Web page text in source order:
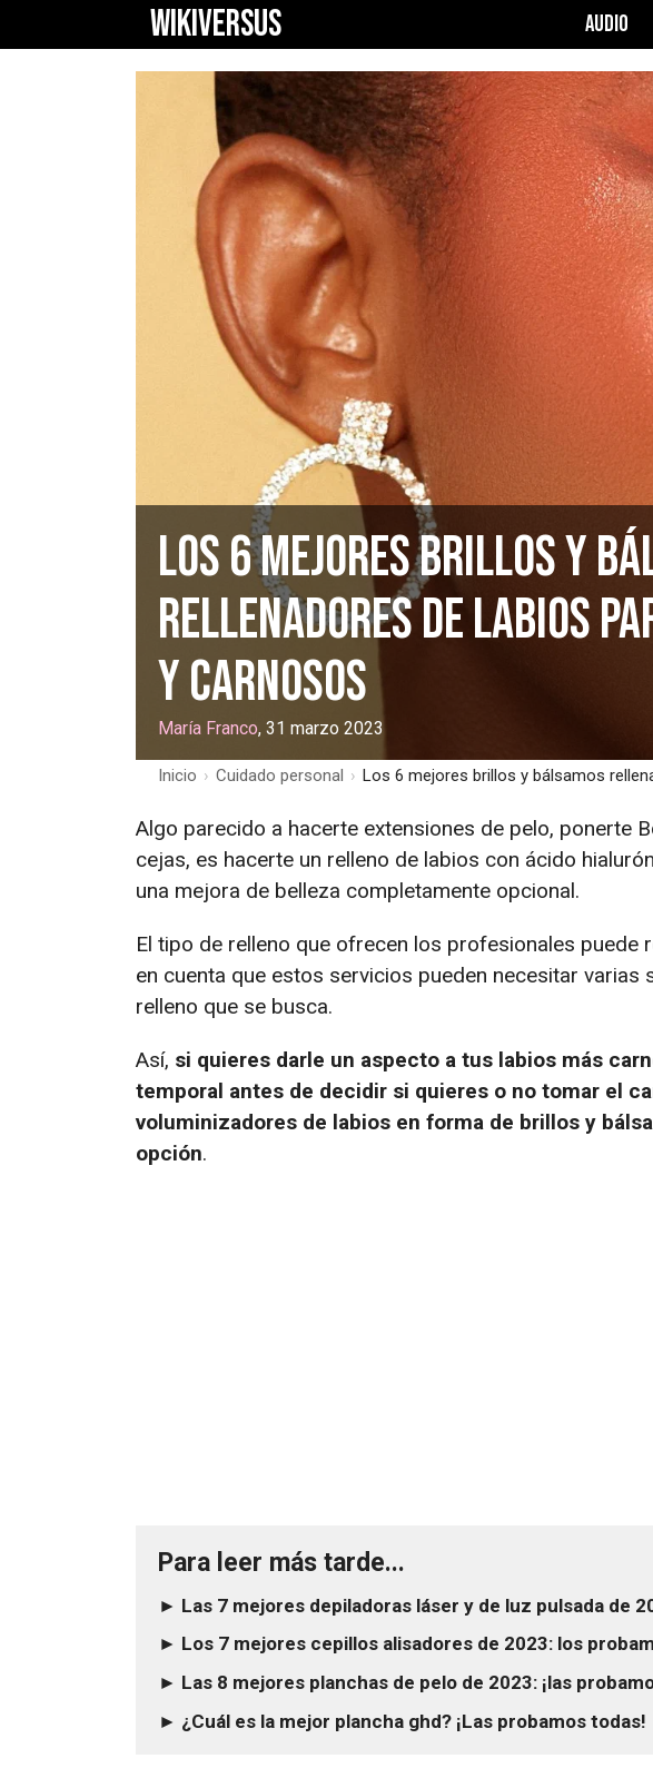
WIKIVERSUS AUDIO
Los 6 mejores brillos y
rellenadores de labios
y carnosos
María Franco, 31 marzo 2023
Inicio › Cuidado personal › Los 6 mejores brillos y bálsamos
Algo parecido a hacerte extensiones de pelo, ponerte
cejas, es hacerte un relleno de labios con ácido
una mejora de belleza completamente opcional.
El tipo de relleno que ofrecen los profesionales puede
en cuenta que estos servicios pueden necesitar varias
relleno que se busca.
Así, si quieres darle un aspecto a tus labios más
temporal antes de decidir si quieres o no tomar el
voluminizadores de labios en forma de brillos y
opción.
Para leer más tarde...
► Las 7 mejores depiladoras láser y de luz pulsada de
► Los 7 mejores cepillos alisadores de 2023: los
► Las 8 mejores planchas de pelo de 2023: ¡las
► ¿Cuál es la mejor plancha ghd? ¡Las probamos todas!